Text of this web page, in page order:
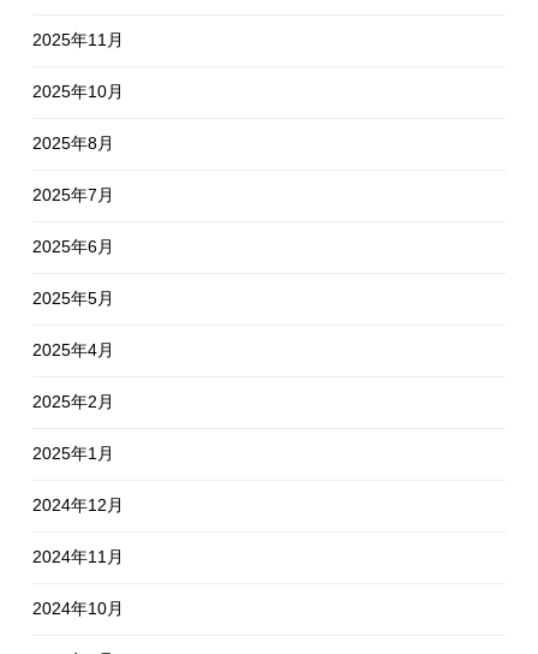
2025年11月
2025年10月
2025年8月
2025年7月
2025年6月
2025年5月
2025年4月
2025年2月
2025年1月
2024年12月
2024年11月
2024年10月